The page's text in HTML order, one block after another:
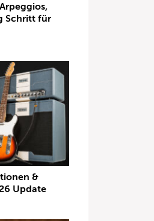
Schritt für
&
Update